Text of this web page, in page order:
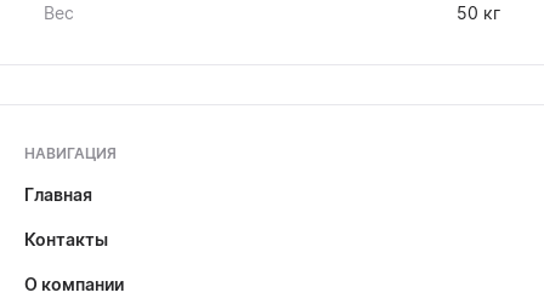
Вес 50 кг
НАВИГАЦИЯ
Главная
Контакты
О компании